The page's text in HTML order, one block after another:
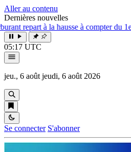
Aller au contenu
Dernières nouvelles
à la hausse à compter du 1er août
05:17 UTC
jeu., 6 août jeudi, 6 août 2026
Se connecter S'abonner